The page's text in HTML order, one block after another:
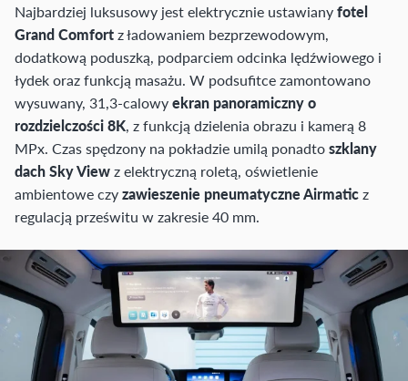
Najbardziej luksusowy jest elektrycznie ustawianyfotel
Grand Comfortz ładowaniem bezprzewodowym,
dodatkową poduszką, podparciem odcinka lędźwiowego i
łydek oraz funkcją masażu. W podsufitce zamontowano
wysuwany, 31,3-calowyekran panoramiczny o
rozdzielczości 8K, z funkcją dzielenia obrazu i kamerą 8
MPx. Czas spędzony na pokładzie umilą ponadtoszklany
dach Sky Viewz elektryczną roletą, oświetlenie
ambientowe czyzawieszenie pneumatyczne Airmaticz
regulacją prześwitu w zakresie 40 mm.